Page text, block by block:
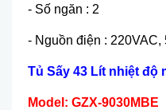
- Số ngăn : 2
- Nguồn điện : 220VAC,
Tủ Sấy 43 Lít nhiệt độ
Model: GZX-9030MBE